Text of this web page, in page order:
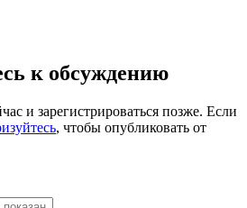
к обсуждению
и зарегистрироваться позже. Если
, чтобы опубликовать от